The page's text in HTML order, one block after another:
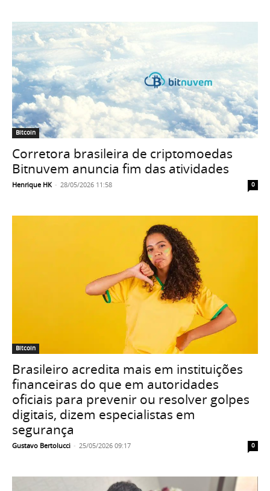
Bitcoin
Corretora brasileira de criptomoedas
Bitnuvem anuncia fim das atividades
Henrique HK - 28/05/2026 11:58 0
Bitcoin
Brasileiro acredita mais em instituições
financeiras do que em autoridades
oficiais para prevenir ou resolver golpes
digitais, dizem especialistas em
segurança
Gustavo Bertolucci - 25/05/2026 09:17 0